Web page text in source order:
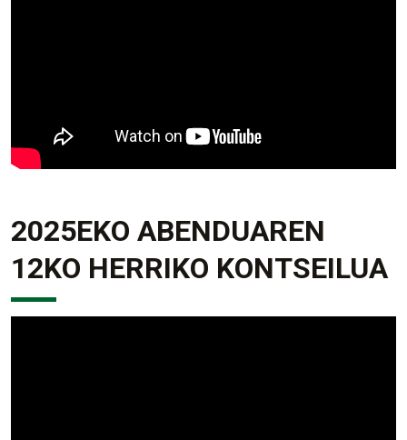
2025EKO ABENDUAREN
12KO HERRIKO KONTSEILUA